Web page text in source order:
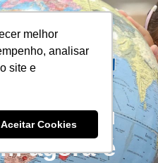
melhor
analisar
site e
Aceitar Cookies
do Liceu
agora é